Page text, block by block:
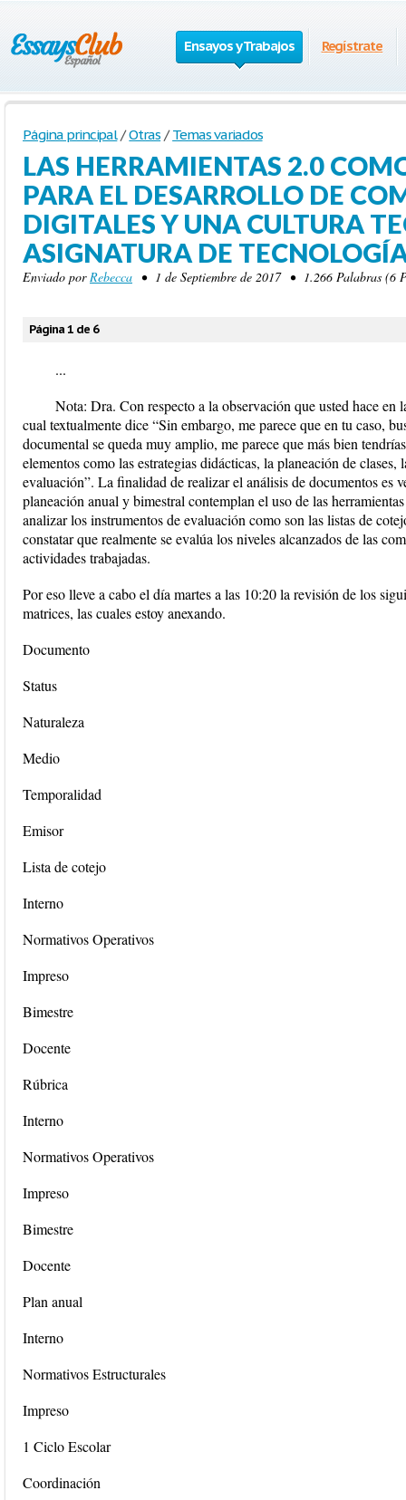
Ensayos y Trabajos Regístrate
Página principal / Otras / Temas variados
LAS HERRAMIENTAS 2.0
PARA EL DESARROLLO DE
DIGITALES Y UNA CULTURA
ASIGNATURA DE
Enviado porRebecca • 1 de Septiembre de 2017 • 1.266 Palabras (6
Página 1 de 6
...
Nota: Dra. Con respecto a la observación que usted hace en
cual textualmente dice “Sin embargo, me parece que en tu caso,
documental se queda muy amplio, me parece que más bien
elementos como las estrategias didácticas, la planeación de
evaluación”. La finalidad de realizar el análisis de documentos es
planeación anual y bimestral contemplan el uso de las
analizar los instrumentos de evaluación como son las listas de
constatar que realmente se evalúa los niveles alcanzados de las
actividades trabajadas.
Por eso lleve a cabo el día martes a las 10:20 la revisión de los
matrices, las cuales estoy anexando.
Documento
Status
Naturaleza
Medio
Temporalidad
Emisor
Lista de cotejo
Interno
Normativos Operativos
Impreso
Bimestre
Docente
Rúbrica
Interno
Normativos Operativos
Impreso
Bimestre
Docente
Plan anual
Interno
Normativos Estructurales
Impreso
1 Ciclo Escolar
Coordinación